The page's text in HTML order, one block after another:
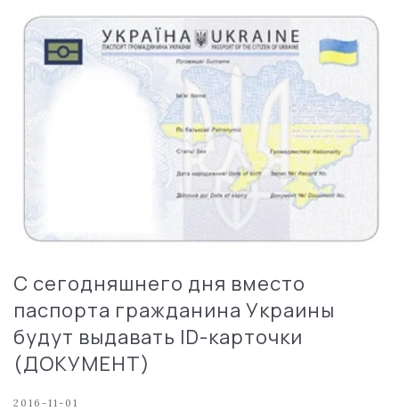
С сегодняшнего дня вместо
паспорта гражданина Украины
будут выдавать ID-карточки
(ДОКУМЕНТ)
2016-11-01